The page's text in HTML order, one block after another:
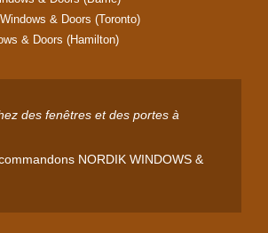
& Doors (Toronto)
& Doors (Hamilton)
des fenêtres et des portes à
NORDIK WINDOWS &